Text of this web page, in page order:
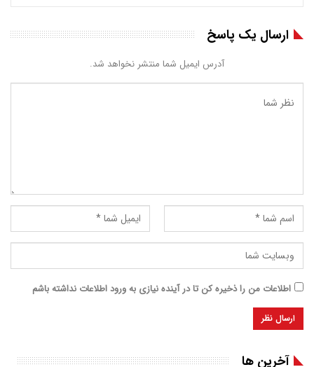
ارسال یک پاسخ
آدرس ایمیل شما منتشر نخواهد شد.
اطلاعات من را ذخیره کن تا در آینده نیازی به ورود اطلاعات نداشته باشم
آخرین ها